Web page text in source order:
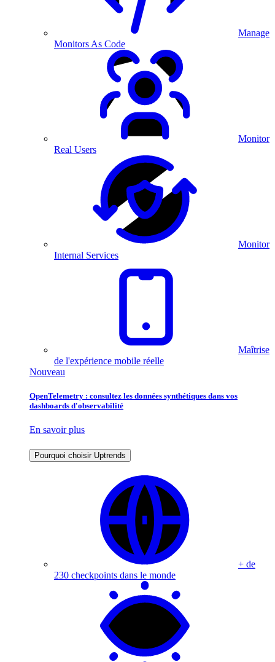
Manage
Monitors As Code
Monitor
Real Users
Monitor
Internal Services
Maîtrise
de l'expérience mobile réelle
Nouveau
OpenTelemetry : consultez les données synthétiques dans vos
dashboards d'observabilité
En savoir plus
Pourquoi choisir Uptrends
+ de
230 checkpoints dans le monde